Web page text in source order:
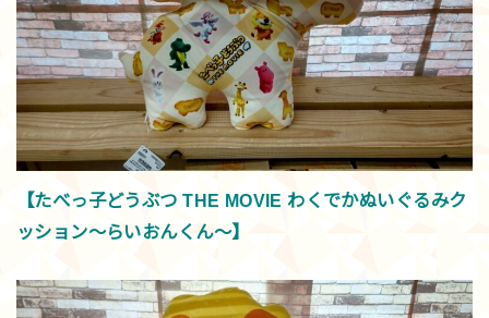
【たべっ子どうぶつ THE MOVIE わくでかぬいぐるみク
ッション～らいおんくん～】